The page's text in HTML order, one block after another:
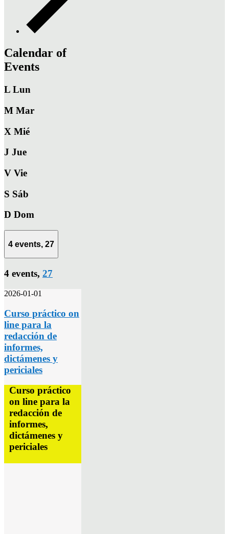
Calendar of
Events
L Lun
M Mar
X Mié
J Jue
V Vie
S Sáb
D Dom
4 events, 27
4 events, 27
2026-01-01
Curso práctico on
line para la
redacción de
informes,
dictámenes y
periciales
Curso práctico
on line para la
redacción de
informes,
dictámenes y
periciales